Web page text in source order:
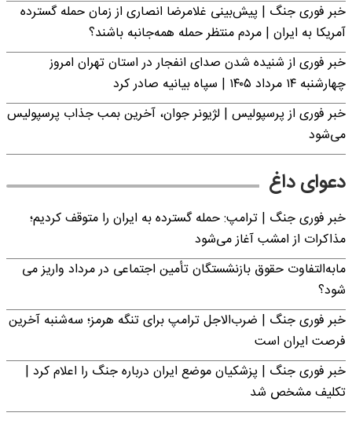
خبر فوری جنگ | پیش‌بینی غلامرضا انصاری از زمان حمله گسترده
آمریکا به ایران | مردم منتظر حمله همه‌جانبه باشند؟
خبر فوری از شنیده شدن صدای انفجار در استان تهران امروز
چهارشنبه ۱۴ مرداد ۱۴۰۵ | سپاه بیانیه صادر کرد
خبر فوری از پرسپولیس | لژیونر جوان، آخرین بمب جذاب پرسپولیس
می‌شود
دعوای داغ
خبر فوری جنگ | ترامپ: حمله گسترده به ایران را متوقف کردیم؛
مذاکرات از امشب آغاز می‌شود
مابه‌التفاوت حقوق بازنشستگان تأمین اجتماعی در مرداد واریز می
شود؟
خبر فوری جنگ | ضرب‌الاجل ترامپ برای تنگه هرمز؛ سه‌شنبه آخرین
فرصت ایران است
خبر فوری جنگ | پزشکیان موضع ایران درباره جنگ را اعلام کرد |
تکلیف مشخص شد